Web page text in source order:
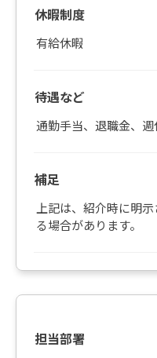
休暇制度
有給休暇
待遇など
通勤手当、退職金、
補足
上記は、紹介時に明
る場合があります。
担当部署